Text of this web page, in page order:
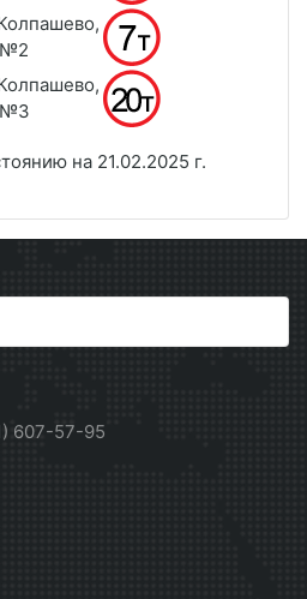
на 21.02.2025 г.
607-57-95